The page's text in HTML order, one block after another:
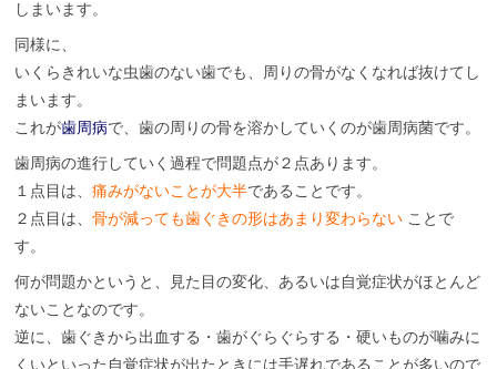
しまいます。
同様に、
いくらきれいな虫歯のない歯でも、周りの骨がなくなれば抜けてし
まいます。
これが歯周病で、歯の周りの骨を溶かしていくのが歯周病菌です。
歯周病の進行していく過程で問題点が２点あります。
１点目は、痛みがないことが大半であることです。
２点目は、骨が減っても歯ぐきの形はあまり変わらない ことで
す。
何が問題かというと、見た目の変化、あるいは自覚症状がほとんど
ないことなのです。
逆に、歯ぐきから出血する・歯がぐらぐらする・硬いものが噛みに
くいといった自覚症状が出たときには手遅れであることが多いので